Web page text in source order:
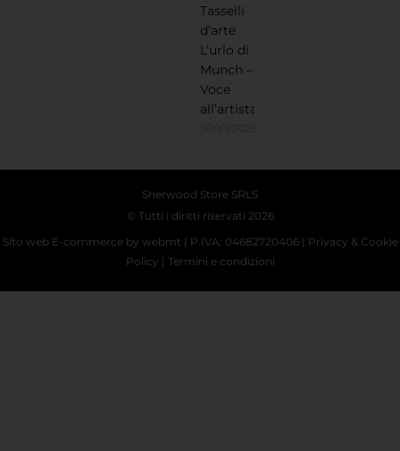
Tasselli
d’arte
L’urlo di
Munch –
Voce
all’artista
Sherwood Store SRLS
© Tutti i diritti riservati 2026
Sito web E-commerceby webmt | P.IVA: 04682720406 | Privacy & Cookie
Policy | Termini e condizioni